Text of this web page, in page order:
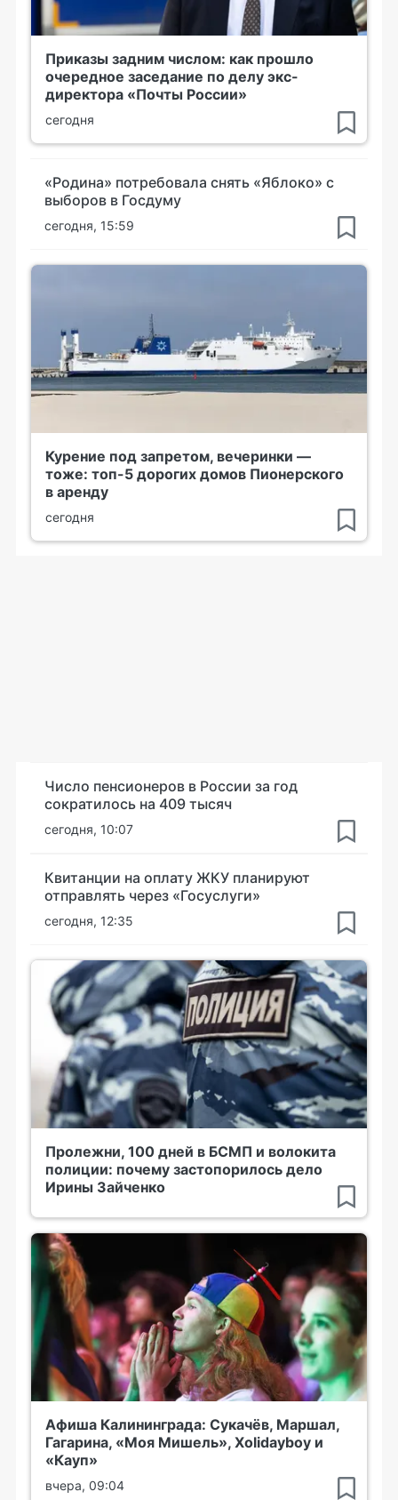
Приказы задним числом: как прошло
очередное заседание по делу экс-
директора «Почты России»
сегодня
«Родина» потребовала снять «Яблоко» с
выборов в Госдуму
сегодня, 15:59
Курение под запретом, вечеринки —
тоже: топ-5 дорогих домов Пионерского
в аренду
сегодня
Число пенсионеров в России за год
сократилось на 409 тысяч
сегодня, 10:07
Квитанции на оплату ЖКУ планируют
отправлять через «Госуслуги»
сегодня, 12:35
Пролежни, 100 дней в БСМП и волокита
полиции: почему застопорилось дело
Ирины Зайченко
Афиша Калининграда: Сукачёв, Маршал,
Гагарина, «Моя Мишель», Xolidayboy и
«Кауп»
вчера, 09:04